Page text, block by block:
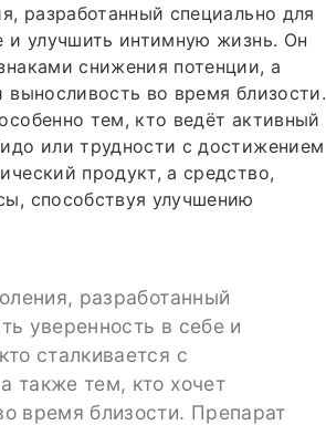
разработанный специально для
и улучшить интимную жизнь. Он
снижения потенции, а
во время близости.
тем, кто ведёт активный
или трудности с достижением
продукт, а средство,
способствуя улучшению
разработанный
уверенность в себе и
сталкивается с
также тем, кто хочет
время близости. Препарат